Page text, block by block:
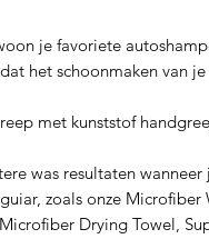
je favoriete
het schoonmaken van je
met kunststof
was resultaten wanneer
zoals onze Microfiber
Drying Towel,